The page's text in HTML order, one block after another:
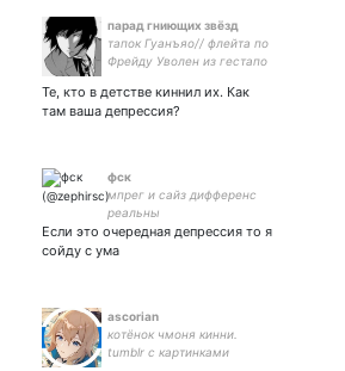
парад гниющих звёзд
тапок Гуанъяо// флейта по
Фрейду Уволен из гестапо
Те, кто в детстве киннил их. Как
там ваша депрессия?
фск
мпрег и сайз дифференс
реальны
Если это очередная депрессия то я
сойду с ума
ascorian
котёнок чмоня кинни.
tumblr с картинками